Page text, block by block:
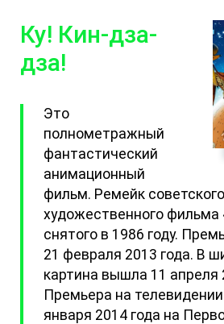
Ку! Кин-дза-
дза!
Это
полнометражный
фантастический
анимационный
фильм. Ремейк советского
художественного фильма
снятого в 1986 году.
21 февраля 2013 года. В
картина вышла 11 апреля
Премьера на
января 2014 года на